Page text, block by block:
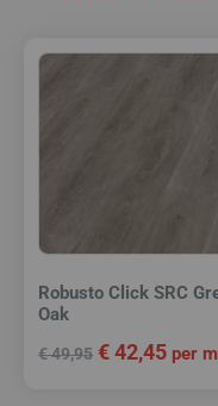
Robusto Click SRC
Oak
€49,95 €42,45 per